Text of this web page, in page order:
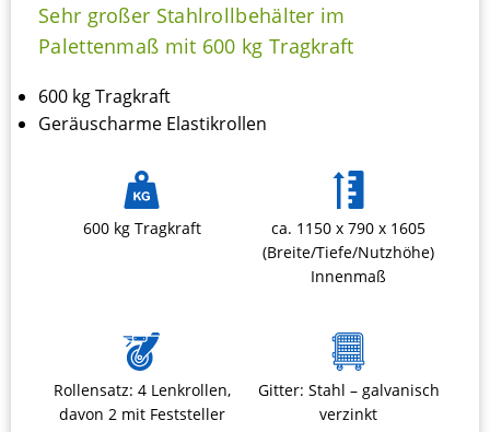
Sehr großer Stahlrollbehälter im
Palettenmaß mit 600 kg Tragkraft
600 kg Tragkraft
Geräuscharme Elastikrollen
600 kg Tragkraft
ca. 1150 x 790 x 1605
(Breite/Tiefe/Nutzhöhe)
Innenmaß
Rollensatz: 4 Lenkrollen,
davon 2 mit Feststeller
Gitter: Stahl – galvanisch
verzinkt